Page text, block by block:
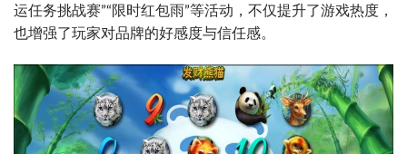
运任务挑战赛”“限时红包雨”等活动，不仅提升了游戏热度，
也增强了玩家对品牌的好感度与信任感。